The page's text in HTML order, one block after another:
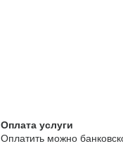
Оплата услуги
Оплатить можно